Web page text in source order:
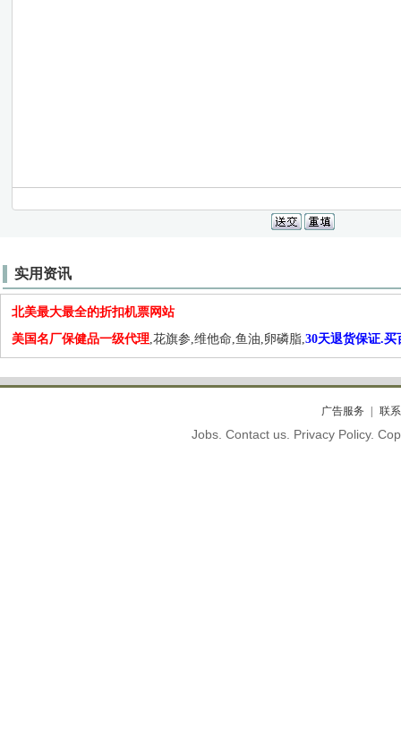
实用资讯
北美最大最全的折扣机票网站
美国名厂保健品一级代理,花旗参,维他命,鱼油,卵磷脂,30天退货保证.买
广告服务 联
Jobs. Contact us. Privacy Policy.